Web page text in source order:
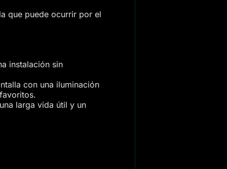
que puede ocurrir por el
instalación sin
con una iluminación
larga vida útil y un